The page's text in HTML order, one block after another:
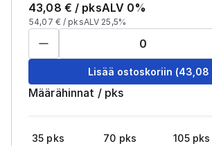
43,08 € / pksALV 0%
54,07 € / pksALV 25,5%
Lisää ostoskoriin (43,08
Määrähinnat / pks
35 pks 70 pks 105 pks